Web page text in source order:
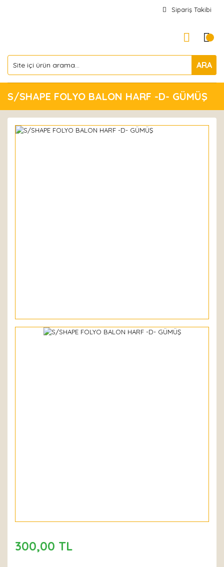
Sipariş Takibi
ARA
S/SHAPE FOLYO BALON HARF -D- GÜMÜŞ
300,00 TL